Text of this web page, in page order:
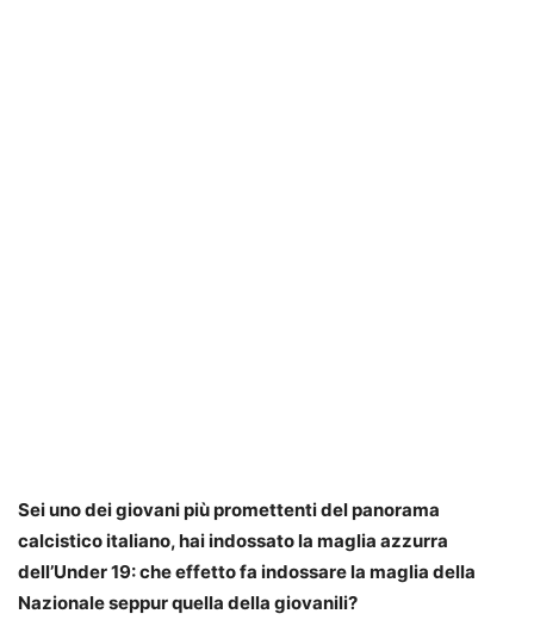
Sei uno dei giovani più promettenti del panorama
calcistico italiano, hai indossato la maglia azzurra
dell’Under 19: che effetto fa indossare la maglia della
Nazionale seppur quella della giovanili?